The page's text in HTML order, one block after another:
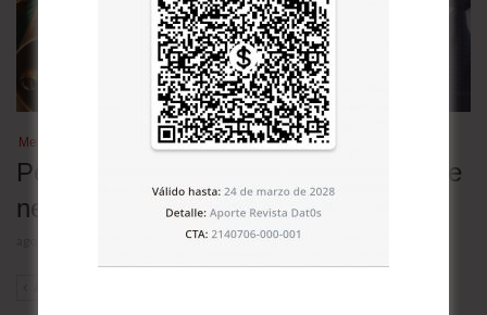
Mercados
Petróleo cae tras anuncio de Trump de
negociación con Irán